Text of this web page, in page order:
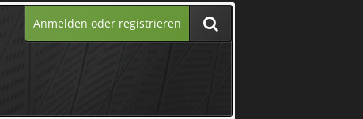
Anmelden oder registrieren